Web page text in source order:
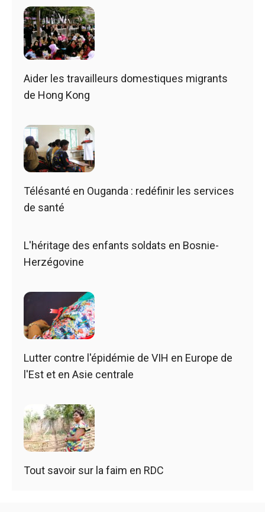
Aider les travailleurs domestiques migrants
de Hong Kong
Télésanté en Ouganda : redéfinir les services
de santé
L'héritage des enfants soldats en Bosnie-
Herzégovine
Lutter contre l'épidémie de VIH en Europe de
l'Est et en Asie centrale
Tout savoir sur la faim en RDC